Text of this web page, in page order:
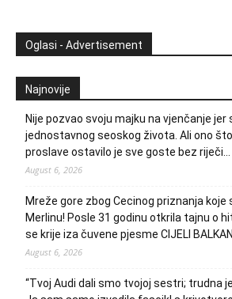
Oglasi - Advertisement
Najnovije
Nije pozvao svoju majku na vjenčanje jer
jednostavnog seoskog života. Ali ono
proslave ostavilo je sve goste bez riječi…
August 6, 2026
Mreže gore zbog Cecinog priznanja koje
Merlinu! Posle 31 godinu otkrila tajnu o
se krije iza čuvene pjesme CIJELI BALKAN
August 6, 2026
“Tvoj Audi dali smo tvojoj sestri; trudna